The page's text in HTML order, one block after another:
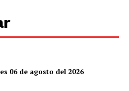
06 de agosto del 2026